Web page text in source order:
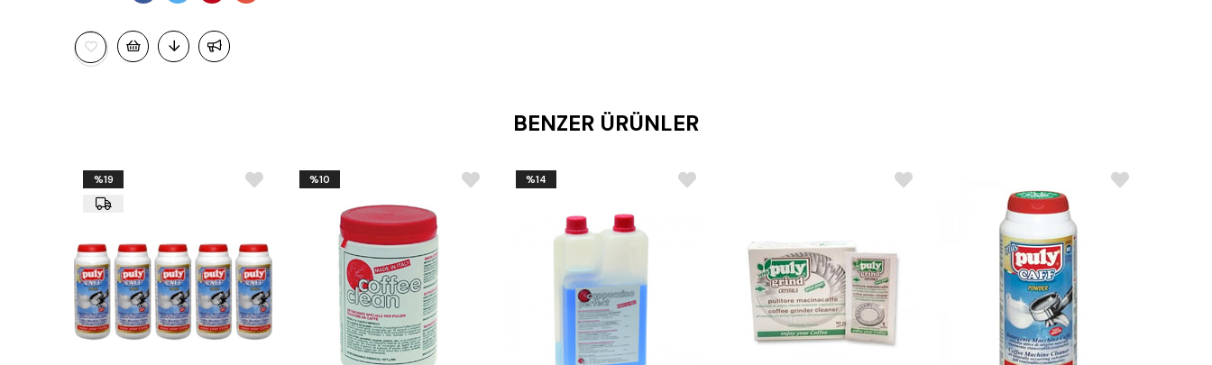
BENZER ÜRÜNLER
%19 %10 %14